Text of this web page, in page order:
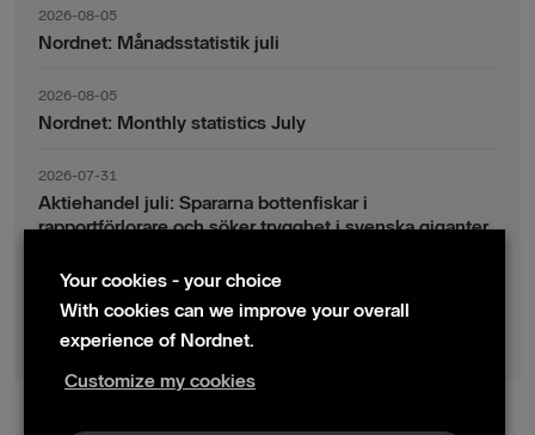
2026-08-05
Nordnet: Månadsstatistik juli
2026-08-05
Nordnet: Monthly statistics July
2026-07-31
Aktiehandel juli: Spararna bottenfiskar i
rapportförlorare och söker trygghet i svenska giganter
2026-07-30
Fondsparande juli: Vinsthemtagningar i teknik – men
indexsparandet ligger fast
Your cookies - your choice
With cookies can we improve your overall
experience of Nordnet.
Customize my cookies